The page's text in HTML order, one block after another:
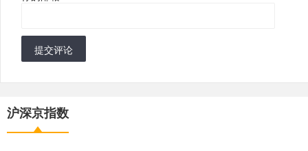
提交评论
沪深京指数